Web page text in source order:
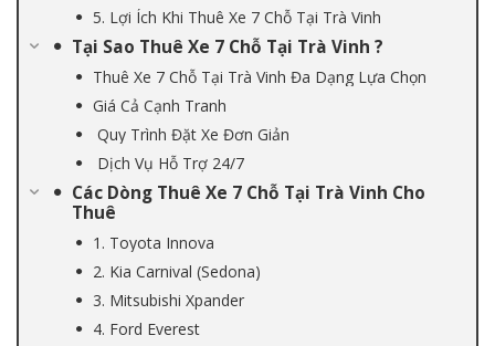
5. Lợi Ích Khi Thuê Xe 7 Chỗ Tại Trà Vinh
Tại Sao Thuê Xe 7 Chỗ Tại Trà Vinh ?
Thuê Xe 7 Chỗ Tại Trà Vinh Đa Dạng Lựa Chọn
Giá Cả Cạnh Tranh
Quy Trình Đặt Xe Đơn Giản
Dịch Vụ Hỗ Trợ 24/7
Các Dòng Thuê Xe 7 Chỗ Tại Trà Vinh Cho
Thuê
1. Toyota Innova
2. Kia Carnival (Sedona)
3. Mitsubishi Xpander
4. Ford Everest